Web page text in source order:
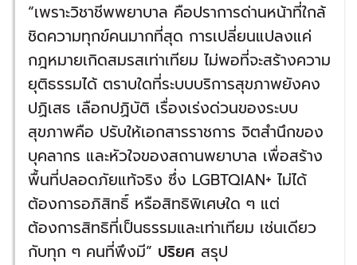
“เพราะวิชาชีพพยาบาล คือปราการด่านหน้าที่ใกล้
ชิดความทุกข์คนมากที่สุด การเปลี่ยนแปลงแค่
กฎหมายเกิดสมรสเท่าเทียม ไม่พอที่จะสร้างความ
ยุติธรรมได้ ตราบใดที่ระบบบริการสุขภาพยังคง
ปฏิเสธ เลือกปฏิบัติ เรื่องเร่งด่วนของระบบ
สุขภาพคือ ปรับให้เอกสารราชการ จิตสำนึกของ
บุคลากร และหัวใจของสถานพยาบาล เพื่อสร้าง
พื้นที่ปลอดภัยแท้จริง ซึ่ง LGBTQIAN+ ไม่ได้
ต้องการอภิสิทธิ์ หรือสิทธิพิเศษใด ๆ แต่
ต้องการสิทธิที่เป็นธรรมและเท่าเทียม เช่นเดียว
กับทุก ๆ คนที่พึงมี” ปริยศ สรุป